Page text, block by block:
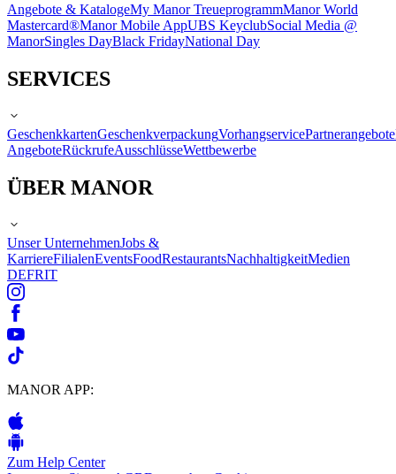
Angebote & KatalogeMy Manor TreueprogrammManor World
Mastercard®Manor Mobile AppUBS KeyclubSocial Media @
ManorSingles DayBlack FridayNational Day
SERVICES
GeschenkkartenGeschenkverpackungVorhangservicePartnerangebote
AngeboteRückrufeAusschlüsseWettbewerbe
ÜBER MANOR
Unser UnternehmenJobs &
KarriereFilialenEventsFoodRestaurantsNachhaltigkeitMedien
DEFRIT
MANOR APP:
Zum Help Center